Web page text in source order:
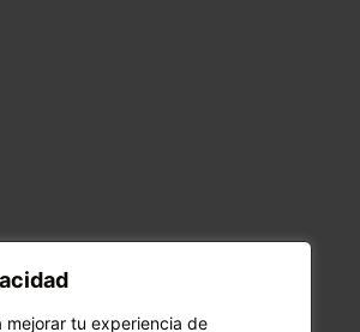
mejorar tu experiencia de